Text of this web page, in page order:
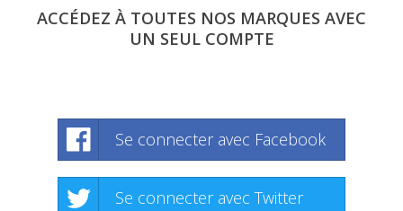
ACCÉDEZ À TOUTES NOS MARQUES AVEC
UN SEUL COMPTE
Se connecter avec Facebook
Se connecter avec Twitter